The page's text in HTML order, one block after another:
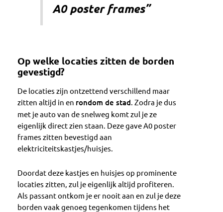
A0 poster frames”
Op welke locaties zitten de borden
gevestigd?
De locaties zijn ontzettend verschillend maar
zitten altijd in en rondom de stad . Zodra je dus
met je auto van de snelweg komt zul je ze
eigenlijk direct zien staan. Deze gave A0 poster
frames zitten bevestigd aan
elektriciteitskastjes/huisjes.
Doordat deze kastjes en huisjes op prominente
locaties zitten, zul je eigenlijk altijd profiteren.
Als passant ontkom je er nooit aan en zul je deze
borden vaak genoeg tegenkomen tijdens het